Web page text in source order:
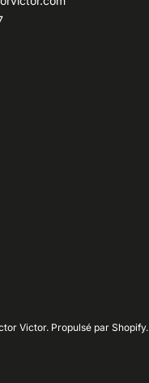
Victor. Propulsé par Shopify.